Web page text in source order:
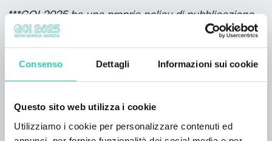
Consenso Dettagli Informazioni sui cookie
Questo sito web utilizza i cookie
Utilizziamo i cookie per personalizzare contenuti ed
***GO! 2025 ha una propria policy di pubblicazione
degli eventi, consultabile a questo
. Non tutte le
informazioni presenti possono risultare aggiornate
responsabilità in merito. Si consiglia di contattare
l’organizzatore responsabile dell’evento per verificare